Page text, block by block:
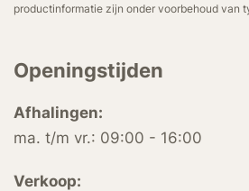
productinformatie zijn onder voorbehoud van
Openingstijden
Afhalingen:
ma. t/m vr.: 09:00 - 16:00
Verkoop: